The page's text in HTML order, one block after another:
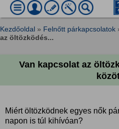
Kezdőoldal » Felnőtt párkapcsolatok
az öltözködés...
Van kapcsolat az
Miért öltözködnek egyes nők
napon is túl kihívóan?